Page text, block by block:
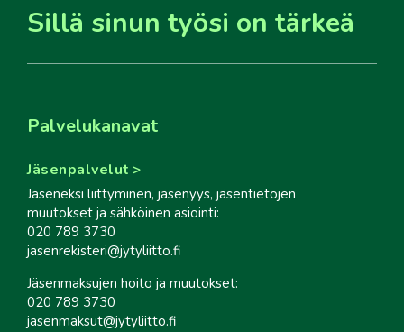
Sillä sinun työsi on tärkeä
Palvelukanavat
Jäsenpalvelut
Jäseneksi liittyminen, jäsenyys, jäsentietojen
muutokset ja sähköinen asiointi:
020 789 3730
jasenrekisteri@jytyliitto.fi
Jäsenmaksujen hoito ja muutokset:
020 789 3730
jasenmaksut@jytyliitto.fi